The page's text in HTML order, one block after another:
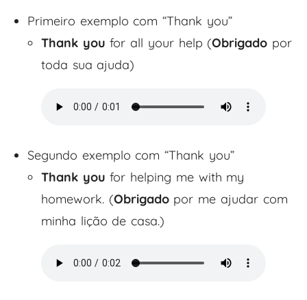
Primeiro exemplo com “Thank you”
Thank you for all your help (Obrigado por
toda sua ajuda)
Segundo exemplo com “Thank you”
Thank you for helping me with my
homework. (Obrigado por me ajudar com
minha lição de casa.)